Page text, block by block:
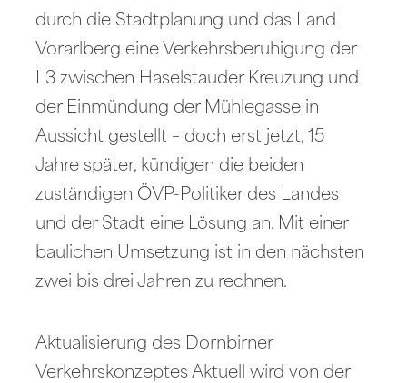
durch die Stadtplanung und das Land
Vorarlberg eine Verkehrsberuhigung der
L3 zwischen Haselstauder Kreuzung und
der Einmündung der Mühlegasse in
Aussicht gestellt – doch erst jetzt, 15
Jahre später, kündigen die beiden
zuständigen ÖVP-Politiker des Landes
und der Stadt eine Lösung an. Mit einer
baulichen Umsetzung ist in den nächsten
zwei bis drei Jahren zu rechnen.
Aktualisierung des Dornbirner
Verkehrskonzeptes Aktuell wird von der